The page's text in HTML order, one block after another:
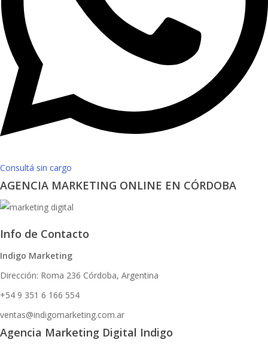
Consultá sin cargo
AGENCIA MARKETING ONLINE EN CÓRDOBA
Info de Contacto
Indigo Marketing
Dirección: Roma 236 Córdoba, Argentina
+54 9 351 6 166 554
ventas@indigomarketing.com.ar
Agencia Marketing Digital Indigo